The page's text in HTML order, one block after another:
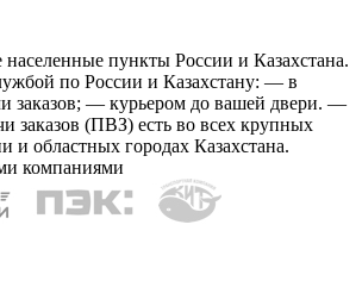
населенные пункты России и Казахстана.
по России и Казахстану: — в
заказов; — курьером до вашей двери. —
заказов (ПВЗ) есть во всех крупных
и областных городах Казахстана.
компаниями